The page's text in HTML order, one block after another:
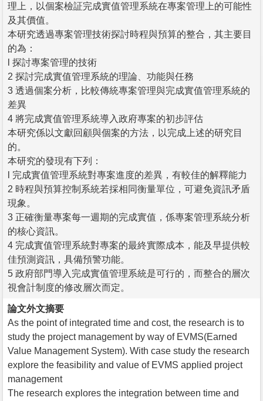
理上，以個案檢証完成實值管理系統在專案管理上的可能性
及其價值。
本研究透過專案管理技術探討時程與預算的整合，其主要目
的為：
l 探討專案管理的技術
2 探討完成實值管理系統的理論、功能與任務
3 透過個案分析，比較傳統專案管理與完成實值管理系統的
差異
4 將完成實值管理系統導入政府專案的初步評估
本研究係以文獻回顧與個案的方法，以完成上述的研究目
的。
本研究的發現有下列：
l 完成實值管理系統對專案進度的差異，有較佳的解釋能力
2 時程與預算控制系統若採相同衡量單位，可避免資訊矛盾
現象。
3 正確衡量專案每一週期的完成實值，係專案管理系統分析
的核心資訊。
4 完成實值管理系統對專案的最終實際成本，能及早提供較
佳預測資訊，具備預警功能。
5 政府部門導入完成實值管理系統是可行的，而整合的層次
視會計制度的修改層次而定。
論文外文摘要
As the point of integrated time and cost, the research is to
study the project management by way of EVMS(Earned
Value Management System). With case study the research
explore the feasibility and value of EVMS applied project
management
The research explores the integration between time and